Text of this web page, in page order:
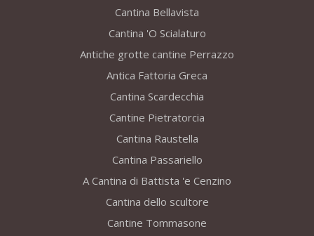
Cantina Bellavista
Cantina 'O Scialaturo
Antiche grotte cantine Perrazzo
Antica Fattoria Greca
Cantina Scardecchia
Cantine Pietratorcia
Cantina Raustella
Cantina Passariello
A Cantina di Battista 'e Cenzino
Cantina dello scultore
Cantine Tommasone